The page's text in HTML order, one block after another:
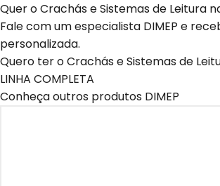
Quer o Crachás e Sistemas de Leitura
Fale com um especialista DIMEP e
personalizada.
Quero ter o Crachás e Sistemas de
LINHA COMPLETA
Conheça outros produtos DIMEP